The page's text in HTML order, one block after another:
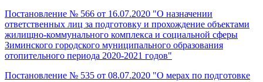
Постановление № 566 от 16.07.2020 "О назначении
ответственных лиц за подготовку и прохождение объектами
жилищно-коммунального комплекса и социальной сферы
Зиминского городского муниципального образования
отопительного периода 2020-2021 годов"
Постановление № 535 от 08.07.2020 "О мерах по подготовке